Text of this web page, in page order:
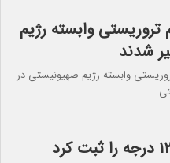
اعضای ۱۲ تیم تروریستی وابسته رژیم
شدند
از دستگیری اعضای ۱۲ تیم تروریستی وابسته رژیم صهیونیستی در